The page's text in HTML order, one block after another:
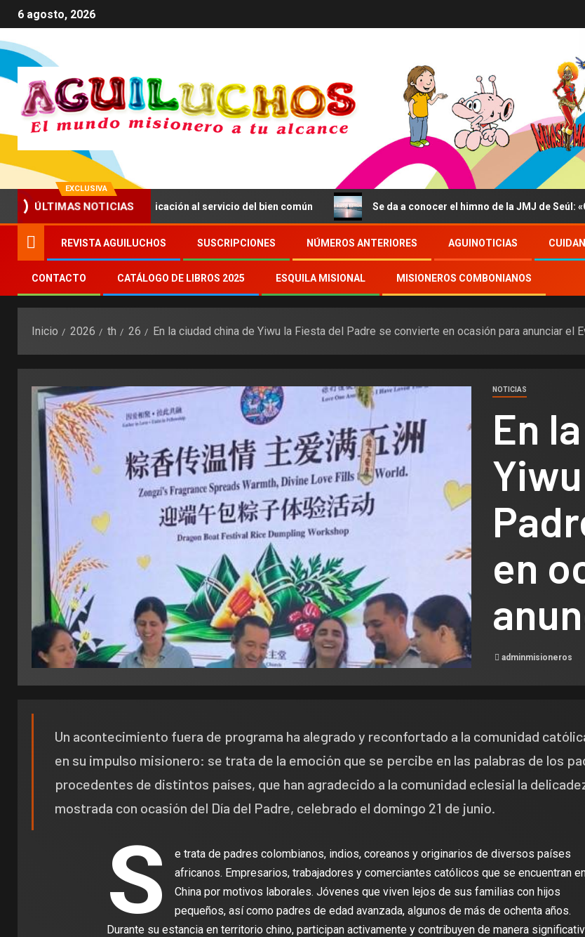
6 agosto, 2026
EXCLUSIVA
ÚLTIMAS NOTICIAS
a impulsar una comunicación al servicio del bien común Se da a conocer el himno de la JMJ de Seúl:
REVISTA AGUILUCHOS SUSCRIPCIONES NÚMEROS ANTERIORES AGUINOTICIAS
CONTACTO CATÁLOGO DE LIBROS 2025 ESQUILA MISIONAL MISIONEROS COMBONIANOS
Inicio 2026 th 26 En la ciudad china de Yiwu la Fiesta del Padre se convierte en ocasión para anunciar el
NOTICIAS
En
en
adminmisioneros
Un acontecimiento fuera de programa ha alegrado y reconfortado a la comunidad
en su impulso misionero: se trata de la emoción que se percibe en las palabras de los
procedentes de distintos países, que han agradecido a la comunidad eclesial la
mostrada con ocasión del Día del Padre, celebrado el domingo 21 de junio.
S
e trata de padres colombianos, indios, coreanos y originarios de diversos países
africanos. Empresarios, trabajadores y comerciantes católicos que se encuentran
China por motivos laborales. Jóvenes que viven lejos de sus familias con hijos
pequeños, así como padres de edad avanzada, algunos de más de ochenta años.
Durante su estancia en territorio chino, participan activamente y contribuyen de manera